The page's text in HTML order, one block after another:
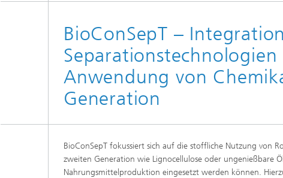
BioConSepT –
Anwendung von
Generation
BioConSepT fokussiert sich auf die stoffliche Nutzung von
zweiten Generation wie Lignocellulose oder ungenießbare
Nahrungsmittelproduktion eingesetzt werden können.